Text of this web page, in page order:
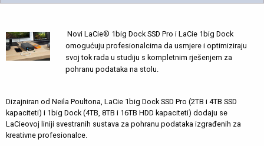
Novi LaCie® 1big Dock SSD Pro i LaCie 1big Dock
omogućuju profesionalcima da usmjere i optimiziraju
svoj tok rada u studiju s kompletnim rješenjem za
pohranu podataka na stolu.
Dizajniran od Neila Poultona, LaCie 1big Dock SSD Pro (2TB i 4TB SSD
kapaciteti) i 1big Dock (4TB, 8TB i 16TB HDD kapaciteti) dodaju se
LaCieovoj liniji svestranih sustava za pohranu podataka izgrađenih za
kreativne profesionalce.